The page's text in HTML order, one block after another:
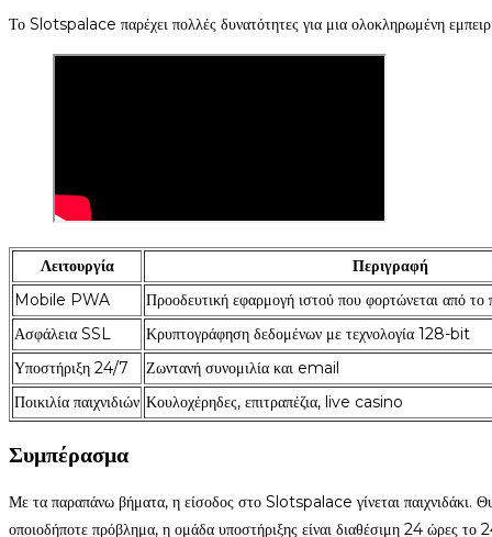
Το Slotspalace παρέχει πολλές δυνατότητες για μια ολοκληρωμένη
Λειτουργία
Περιγραφή
Mobile PWA
Προοδευτική εφαρμογή ιστού που φορτώνεται από το
Ασφάλεια SSL
Κρυπτογράφηση δεδομένων με τεχνολογία 128-bit
Υποστήριξη 24/7
Ζωντανή συνομιλία και email
Ποικιλία παιχνιδιών Κουλοχέρηδες, επιτραπέζια, live casino
Συμπέρασμα
Με τα παραπάνω βήματα, η είσοδος στο Slotspalace γίνεται παιχνιδάκι.
οποιοδήποτε πρόβλημα, η ομάδα υποστήριξης είναι διαθέσιμη 24 ώρες το